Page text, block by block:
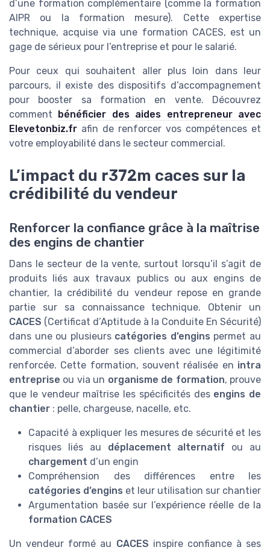
d’une formation complémentaire (comme la formation
AIPR ou la formation mesure). Cette expertise
technique, acquise via une formation CACES, est un
gage de sérieux pour l’entreprise et pour le salarié.
Pour ceux qui souhaitent aller plus loin dans leur
parcours, il existe des dispositifs d’accompagnement
pour booster sa formation en vente. Découvrez
comment
bénéficier des aides entrepreneur avec
Elevetonbiz.fr afin de renforcer vos compétences et
votre employabilité dans le secteur commercial.
L’impact du r372m caces sur la
crédibilité du vendeur
Renforcer la confiance grâce à la maîtrise
des engins de chantier
Dans le secteur de la vente, surtout lorsqu’il s’agit de
produits liés aux travaux publics ou aux engins de
chantier, la crédibilité du vendeur repose en grande
partie sur sa connaissance technique. Obtenir un
CACES (Certificat d’Aptitude à la Conduite En Sécurité)
dans une ou plusieurs catégories d’engins permet au
commercial d’aborder ses clients avec une légitimité
renforcée. Cette formation, souvent réalisée en intra
entreprise ou via un organisme de formation, prouve
que le vendeur maîtrise les spécificités des engins de
chantier : pelle, chargeuse, nacelle, etc.
Capacité à expliquer les mesures de sécurité et les
risques liés au déplacement alternatif ou au
chargement d’un engin
Compréhension des différences entre les
catégories d’engins et leur utilisation sur chantier
Argumentation basée sur l’expérience réelle de la
formation CACES
Un vendeur formé au CACES inspire confiance à ses